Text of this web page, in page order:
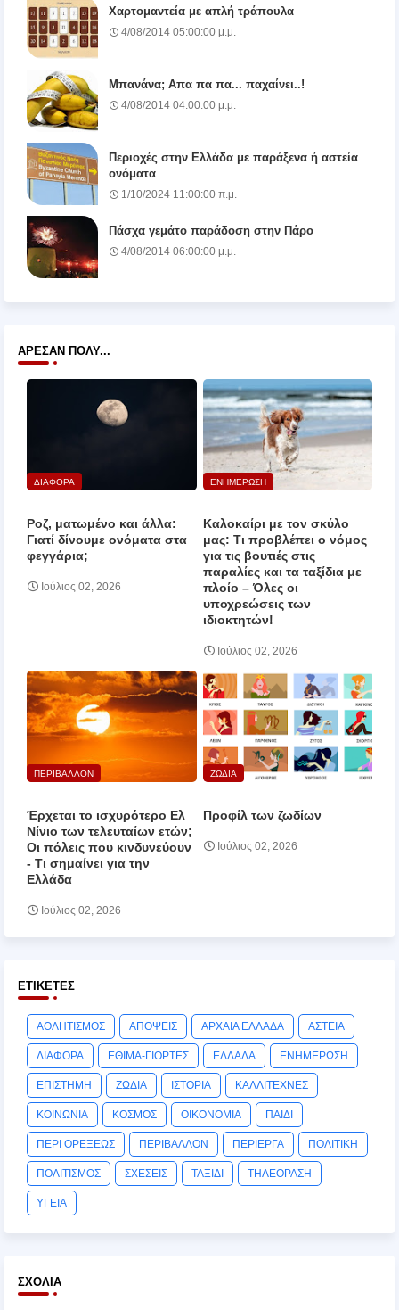
Χαρτομαντεία με απλή τράπουλα
4/08/2014 05:00:00 μ.μ.
Μπανάνα; Απα πα πα... παχαίνει..!
4/08/2014 04:00:00 μ.μ.
Περιοχές στην Ελλάδα με παράξενα ή αστεία
ονόματα
1/10/2024 11:00:00 π.μ.
Πάσχα γεμάτο παράδοση στην Πάρο
4/08/2014 06:00:00 μ.μ.
ΆΡΕΣΑΝ ΠΟΛΎ...
ΔΙΑΦΟΡΑ
Ροζ, ματωμένο και άλλα:
Γιατί δίνουμε ονόματα στα
φεγγάρια;
Ιούλιος 02, 2026
ΕΝΗΜΕΡΩΣΗ
Καλοκαίρι με τον σκύλο
μας: Τι προβλέπει ο νόμος
για τις βουτιές στις
παραλίες και τα ταξίδια με
πλοίο – Όλες οι
υποχρεώσεις των
ιδιοκτητών!
Ιούλιος 02, 2026
ΠΕΡΙΒΑΛΛΟΝ
Έρχεται το ισχυρότερο Ελ
Νίνιο των τελευταίων ετών;
Οι πόλεις που κινδυνεύουν
‑ Τι σημαίνει για την
Ελλάδα
Ιούλιος 02, 2026
ΖΩΔΙΑ
Προφίλ των ζωδίων
Ιούλιος 02, 2026
ΕΤΙΚΈΤΕΣ
ΑΘΛΗΤΙΣΜΟΣ ΑΠΟΨΕΙΣ ΑΡΧΑΙΑ ΕΛΛΑΔΑ ΑΣΤΕΙΑ
ΔΙΑΦΟΡΑ ΕΘΙΜΑ-ΓΙΟΡΤΕΣ ΕΛΛΑΔΑ ΕΝΗΜΕΡΩΣΗ
ΕΠΙΣΤΗΜΗ ΖΩΔΙΑ ΙΣΤΟΡΙΑ ΚΑΛΛΙΤΕΧΝΕΣ
ΚΟΙΝΩΝΙΑ ΚΟΣΜΟΣ ΟΙΚΟΝΟΜΙΑ ΠΑΙΔΙ
ΠΕΡΙ ΟΡΕΞΕΩΣ ΠΕΡΙΒΑΛΛΟΝ ΠΕΡΙΕΡΓΑ ΠΟΛΙΤΙΚΗ
ΠΟΛΙΤΙΣΜΟΣ ΣΧΕΣΕΙΣ ΤΑΞΙΔΙ ΤΗΛΕΟΡΑΣΗ
ΥΓΕΙΑ
ΣΧΌΛΙΑ